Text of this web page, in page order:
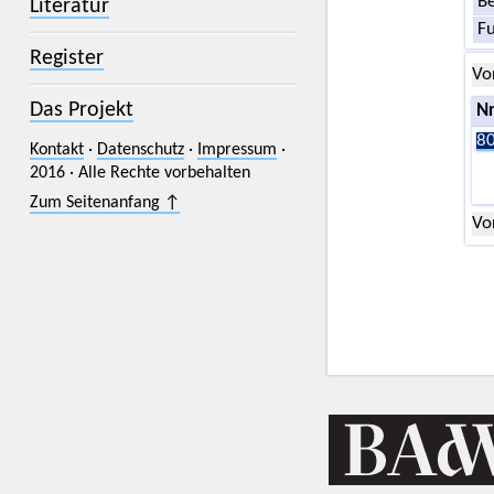
Literatur
Register
Das Projekt
Kontakt· Datenschutz· Impressum ·
2016 · Alle Rechte vorbehalten
Zum Seitenanfang ↑